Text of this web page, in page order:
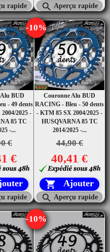
rapide  Aperçu rapide
BUD
- 49 dents
2025 -
85 TC
-...
€
€
rapide
Couronne Alu BUD
RACING - Bleu - 50 dents
- KTM 85 SX 2004/2025 -
HUSQVARNA 85 TC
2014/2025 -...
44,90 €
-10%
40,41 €
 Ajouter
 Aperçu rapide
-10%